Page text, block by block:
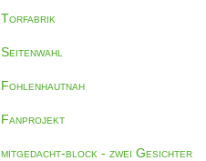
Torfabrik
Seitenwahl
Fohlenhautnah
Fanprojekt
mitgedacht-block - zwei Gesichter